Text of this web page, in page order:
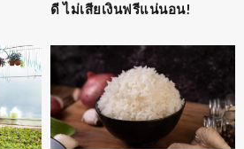
ดี ไม่เสียเงินฟรีแน่นอน!